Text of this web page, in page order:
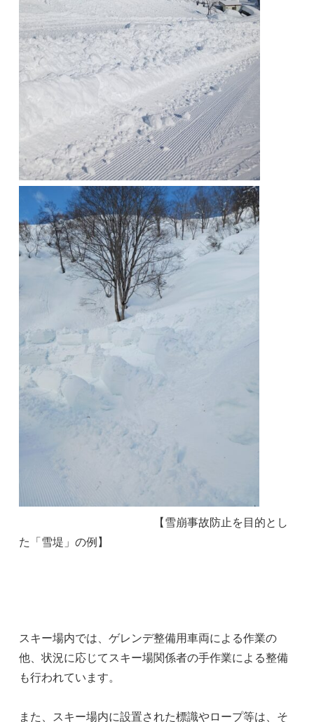
【雪崩事故防止を目的とし
た「雪堤」の例】
スキー場内では、ゲレンデ整備用車両による作業の
他、状況に応じてスキー場関係者の手作業による整備
も行われています。
また、スキー場内に設置された標識やロープ等は、そ